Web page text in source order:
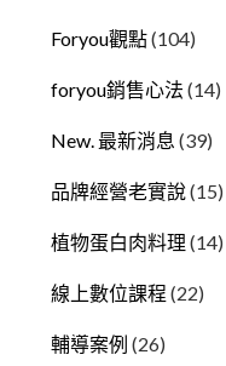
Foryou觀點(104)
foryou銷售心法 (14)
New. 最新消息 (39)
品牌經營老實說 (15)
植物蛋白肉料理 (14)
線上數位課程 (22)
輔導案例 (26)